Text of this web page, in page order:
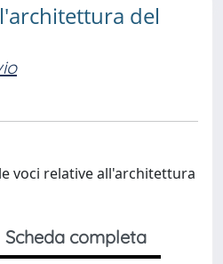
del
voci relative all'architettura
Scheda completa